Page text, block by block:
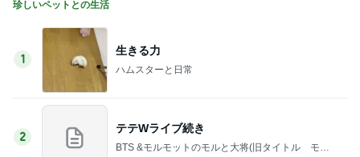
珍しいペットとの生活
1
生きる力
ハムスターと日常
2
テテWライブ続き
BTS &モルモットのモルと大将(旧タイトル モモ